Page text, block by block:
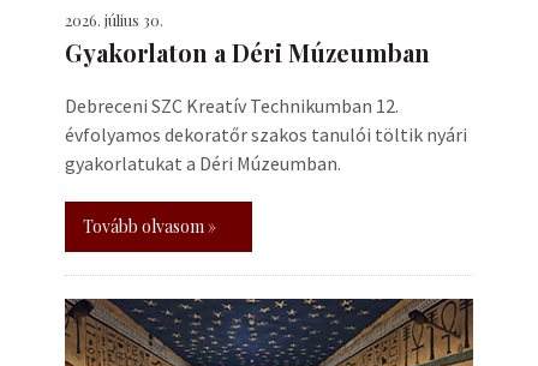
2026. július 30.
Gyakorlaton a Déri Múzeumban
Debreceni SZC Kreatív Technikumban 12.
évfolyamos dekoratőr szakos tanulói töltik nyári
gyakorlatukat a Déri Múzeumban.
Tovább olvasom »